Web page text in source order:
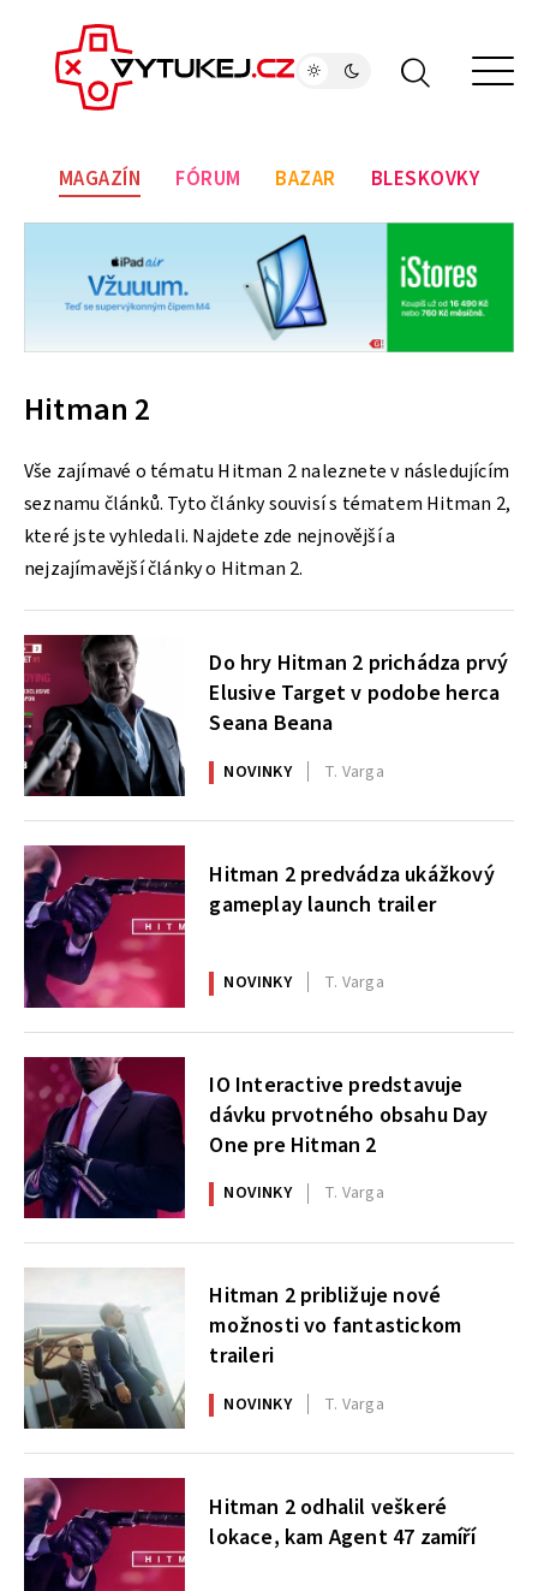
MAGAZÍN FÓRUM BAZAR BLESKOVKY
Hitman 2
Vše zajímavé o tématu Hitman 2 naleznete v následujícím
seznamu článků. Tyto články souvisí s tématem Hitman 2,
které jste vyhledali. Najdete zde nejnovější a
nejzajímavější články o Hitman 2.
Do hry Hitman 2 prichádza prvý
Elusive Target v podobe herca
Seana Beana
NOVINKY T. Varga
Hitman 2 predvádza ukážkový
gameplay launch trailer
NOVINKY T. Varga
IO Interactive predstavuje
dávku prvotného obsahu Day
One pre Hitman 2
NOVINKY T. Varga
Hitman 2 približuje nové
možnosti vo fantastickom
traileri
NOVINKY T. Varga
Hitman 2 odhalil veškeré
lokace, kam Agent 47 zamíří